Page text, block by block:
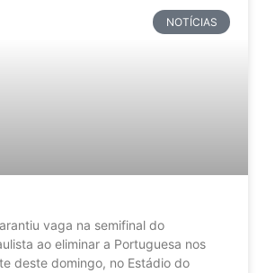
NOTÍCIAS
vaga na semifinal do
ao eliminar a Portuguesa nos
deste domingo, no Estádio do